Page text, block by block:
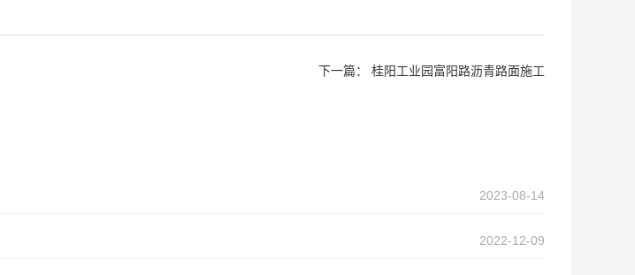
下一篇： 桂阳工业园富阳路沥青路面施工
2023-08-14
2022-12-09